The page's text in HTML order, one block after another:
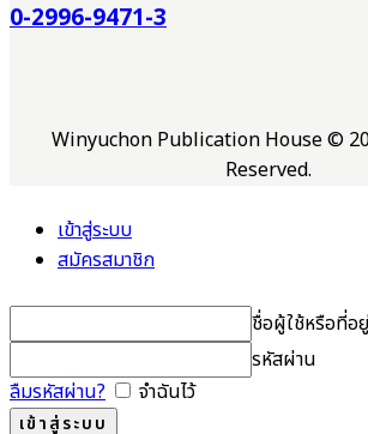
0-2996-9471-3
Winyuchon Publication House ©
Reserved.
เข้าสู่ระบบ
สมัครสมาชิก
ชื่อผู้ใช้หรือที่อ
รหัสผ่าน
ลืมรหัสผ่าน?
จำฉันไว้